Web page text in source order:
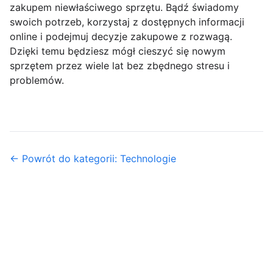
zakupem niewłaściwego sprzętu. Bądź świadomy
swoich potrzeb, korzystaj z dostępnych informacji
online i podejmuj decyzje zakupowe z rozwagą.
Dzięki temu będziesz mógł cieszyć się nowym
sprzętem przez wiele lat bez zbędnego stresu i
problemów.
← Powrót do kategorii: Technologie